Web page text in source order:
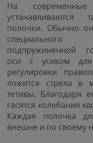
На
полочки. Обычно
подпружиненной
оси с усиком
регулировки
ложится стрела в
тетивы. Благодаря
гасятся колебания
Каждая полочка
внешне и по своему